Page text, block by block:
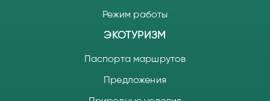
Режим работы
ЭКОТУРИЗМ
Паспорта маршрутов
Предложения